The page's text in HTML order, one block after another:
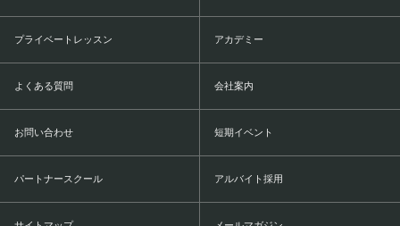
プライベートレッスン アカデミー
よくある質問 会社案内
お問い合わせ 短期イベント
パートナースクール アルバイト採用